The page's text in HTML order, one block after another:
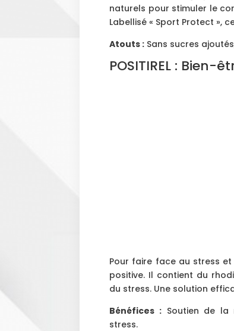
naturels pour stimuler le
Labellisé « Sport Protect »,
Atouts : Sans sucres
POSITIREL : Bien-
Pour faire face au stress et
positive. Il contient du
du stress. Une solution
Bénéfices :Soutien de la
stress.